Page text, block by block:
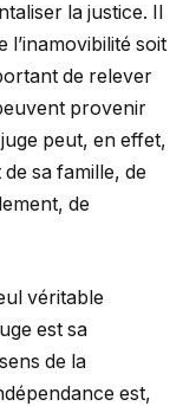
la justice. Il
l’inamovibilité soit
de relever
provenir
peut, en effet,
sa famille, de
de
véritable
est sa
de la
est,